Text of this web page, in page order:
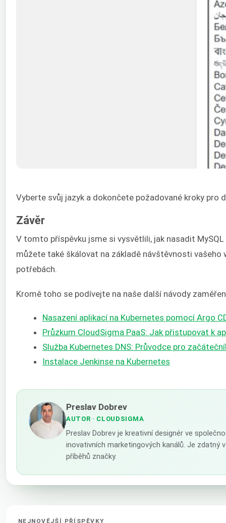
Vyberte svůj jazyk a dokončete požadované kroky pro
Závěr
V tomto příspěvku jsme si vysvětlili, jak nasadit
můžete také škálovat na základě návštěvnosti
potřebách.
Kromě toho se podívejte na naše další návody
Nasazení aplikací na Kubernetes pomocí Argo
Průzkum CloudSigma PaaS: Jak přistupovat k
Služba Kubernetes DNS: Průvodce pro
Instalace Jenkinse na Kubernetes
Preslav Dobrev
AUTOR · CLOUDSIGMA
Preslav Dobrev je kreativní designér ve
inovativních marketingových kanálů. Je zdatný
příběhů značky.
NEJNOVĚJŠÍ PŘÍSPĚVKY